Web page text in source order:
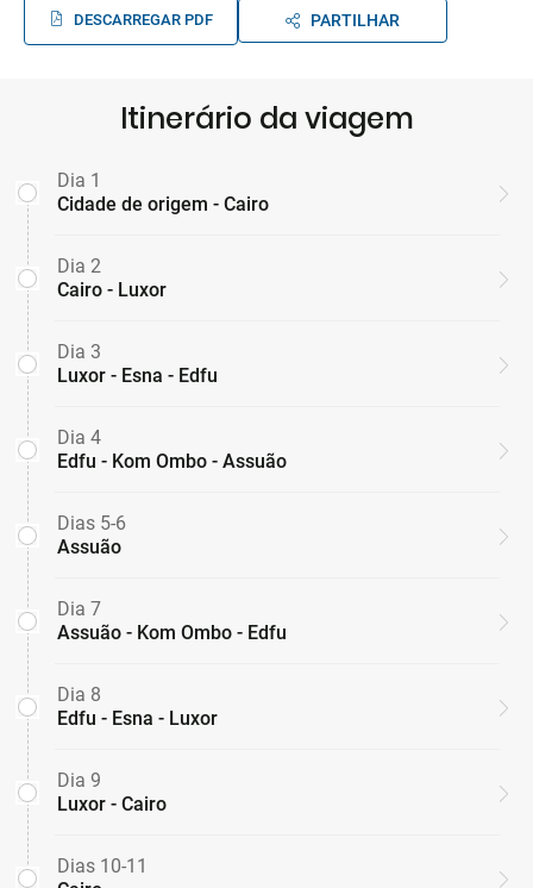
DESCARREGAR PDF PARTILHAR
Itinerário da viagem
Dia 1
Cidade de origem - Cairo
Dia 2
Cairo - Luxor
Dia 3
Luxor - Esna - Edfu
Dia 4
Edfu - Kom Ombo - Assuão
Dias 5-6
Assuão
Dia 7
Assuão - Kom Ombo - Edfu
Dia 8
Edfu - Esna - Luxor
Dia 9
Luxor - Cairo
Dias 10-11